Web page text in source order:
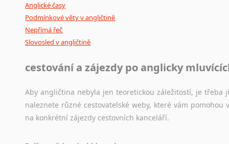
Anglické časy
Podmínkové věty v angličtině
Nepřímá řeč
Slovosled v angličtině
cestování a zájezdy po anglicky
Aby angličtina nebyla jen teoretickou záležitostí, je
naleznete různé cestovatelské weby, které vám
na konkrétní zájezdy cestovních kanceláří.